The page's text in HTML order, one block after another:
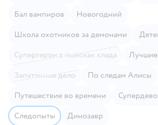
Бал вампиров
Новогодний
Школа охотников за демонами
Супергерои в поисках клада
Запутанное дело
По следам Алисы
Путешествие во времени
Следопыты
Динозавр